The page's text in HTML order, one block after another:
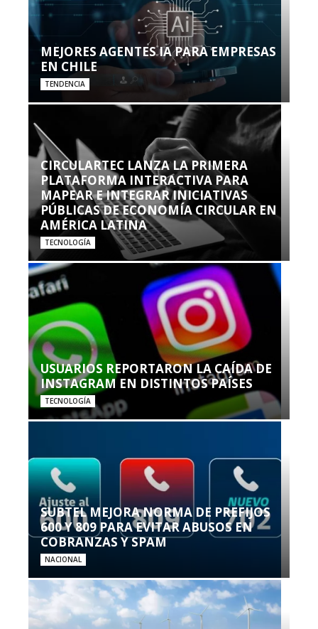
MEJORES AGENTES IA PARA EMPRESAS
EN CHILE
TENDENCIA
CIRCULARTEC LANZA LA PRIMERA
PLATAFORMA INTERACTIVA PARA
MAPEAR E INTEGRAR INICIATIVAS
PÚBLICAS DE ECONOMÍA CIRCULAR EN
AMÉRICA LATINA
TECNOLOGÍA
USUARIOS REPORTARON LA CAÍDA DE
INSTAGRAM EN DISTINTOS PAÍSES
TECNOLOGÍA
SUBTEL MEJORA NORMA DE PREFIJOS
600 Y 809 PARA EVITAR ABUSOS EN
COBRANZAS Y SPAM
NACIONAL